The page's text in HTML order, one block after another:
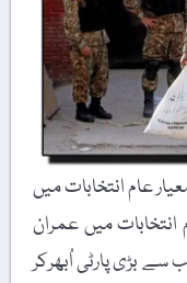
عام انتخابات میں
2018ء کے عام انتخابات میں عمران
بڑی پارٹی اُبھرکر